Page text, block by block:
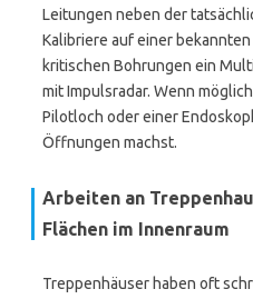
Leitungen neben der
Kalibriere auf einer
kritischen Bohrungen ein
mit Impulsradar. Wenn
Pilotloch oder einer
Öffnungen machst.
Arbeiten an
Flächen im Innenraum
Treppenhäuser haben oft